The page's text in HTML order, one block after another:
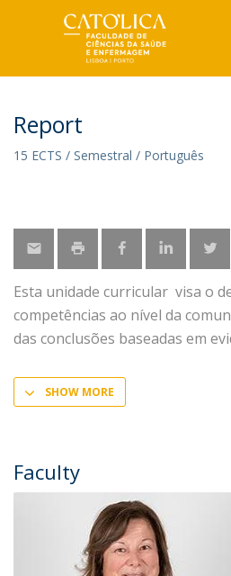
Report
15 ECTS / Semestral / Português
Esta unidade curricular visa o
competências ao nível da
das conclusões baseadas em
SHOW MORE
Faculty